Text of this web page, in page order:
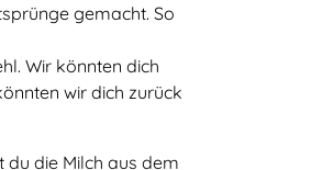
gemacht. So
Wir könnten dich
wir dich zurück
du die Milch aus dem